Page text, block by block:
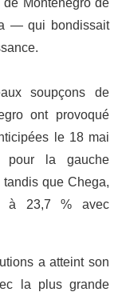
— qui bondissait
soupçons de
ont provoqué
le 18 mai
pour la gauche
que Chega,
à 23,7 % avec
a atteint son
la plus grande